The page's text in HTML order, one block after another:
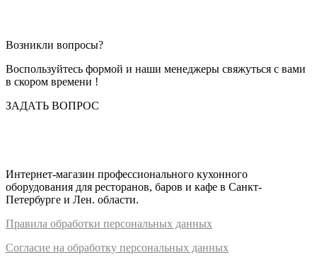
Возникли вопросы?
Воспользуйтесь формой и наши менеджеры свяжуться с вами
в скором времени !
ЗАДАТЬ ВОПРОС
Интернет-магазин профессионального кухонного
оборудования для ресторанов, баров и кафе в Санкт-
Петербурге и Лен. области.
Правила обработки персональных данных
Согласие на обработку персональных данных